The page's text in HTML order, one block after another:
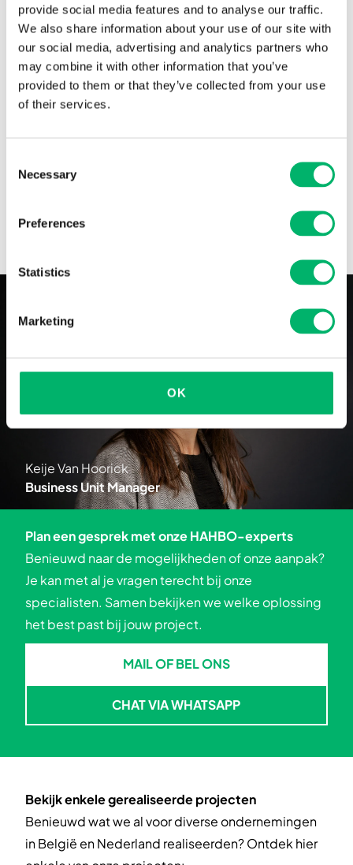
provide social media features and to analyse our traffic.
We also share information about your use of our site with
our social media, advertising and analytics partners who
may combine it with other information that you’ve
provided to them or that they’ve collected from your use
of their services.
Selection
Necessary
Preferences
Statistics
Marketing
OK
Duurzame en robuuste gebouwen
Gegarandeerde bouwtermijn en -budget,
zonder verrassingen
Keije Van Hoorick
Business Unit Manager
Plan een gesprek met onze HAHBO-experts
Benieuwd naar de mogelijkheden of onze aanpak?
Je kan met al je vragen terecht bij onze
specialisten. Samen bekijken we welke oplossing
het best past bij jouw project.
MAIL OF BEL ONS
MAIL OF BEL ONS
CHAT VIA WHATSAPP
CHAT VIA WHATSAPP
Bekijk enkele gerealiseerde projecten
Benieuwd wat we al voor diverse ondernemingen
in België en Nederland realiseerden? Ontdek hier